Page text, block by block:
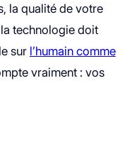
la qualité de votre
technologie doit
sur l’humain comme
vraiment : vos